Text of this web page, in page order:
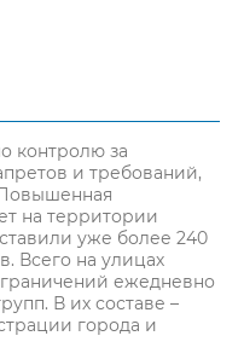
контролю за
и требований,
на территории
уже более 240
Всего на улицах
ежедневно
В их составе –
города и